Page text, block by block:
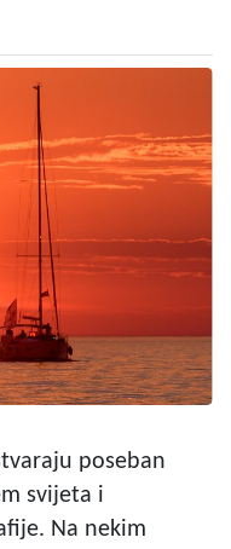
poseban
svijeta i
Na nekim